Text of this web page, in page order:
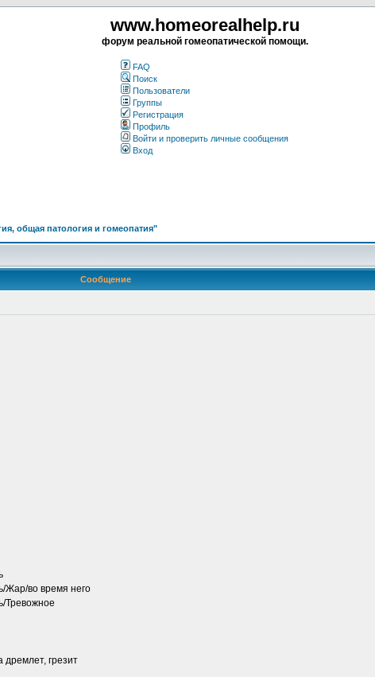
www.homeorealhelp.ru
форум реальной гомеопатической помощи.
FAQ
Поиск
Пользователи
Группы
Регистрация
Профиль
Войти и проверить личные сообщения
Вход
общая патология и гомеопатия"
Сообщение
Жар/во время него
Тревожное
дремлет, грезит